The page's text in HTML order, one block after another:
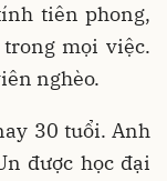
tiên phong,
trong mọi việc.
nghèo.
30 tuổi. Anh
được học đại